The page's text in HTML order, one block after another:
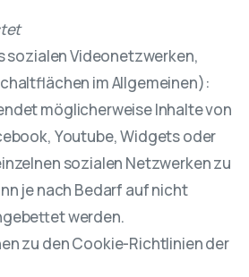
sozialen Videonetzwerken,
im Allgemeinen):
möglicherweise Inhalte von
Youtube, Widgets oder
sozialen Netzwerken zu
je nach Bedarf auf nicht
werden.
zu den Cookie-Richtlinien der